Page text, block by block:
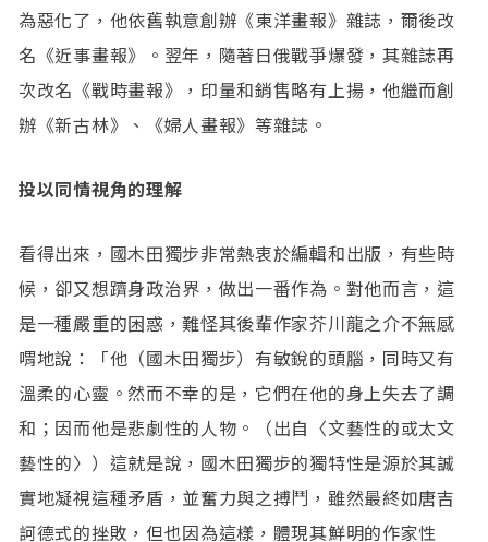
為惡化了，他依舊執意創辦《東洋畫報》雜誌，爾後改
名《近事畫報》。翌年，隨著日俄戰爭爆發，其雜誌再
次改名《戰時畫報》，印量和銷售略有上揚，他繼而創
辦《新古林》、《婦人畫報》等雜誌。
投以同情視角的理解
看得出來，國木田獨步非常熱衷於編輯和出版，有些時
候，卻又想躋身政治界，做出一番作為。對他而言，這
是一種嚴重的困惑，難怪其後輩作家芥川龍之介不無感
喟地說：「他（國木田獨步）有敏銳的頭腦，同時又有
溫柔的心靈。然而不幸的是，它們在他的身上失去了調
和；因而他是悲劇性的人物。（出自〈文藝性的或太文
藝性的〉）這就是說，國木田獨步的獨特性是源於其誠
實地凝視這種矛盾，並奮力與之搏鬥，雖然最終如唐吉
訶德式的挫敗，但也因為這樣，體現其鮮明的作家性